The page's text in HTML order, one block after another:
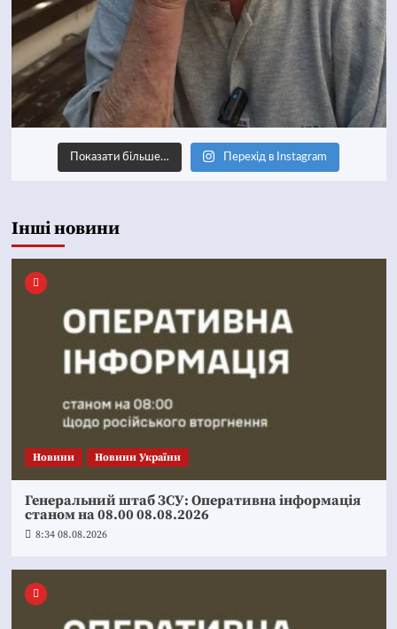
Показати більше… Перехід в Instagram
Інші новини
Новини Новини України
Генеральний штаб ЗСУ: Оперативна інформація
станом на 08.00 08.08.2026
8:34 08.08.2026